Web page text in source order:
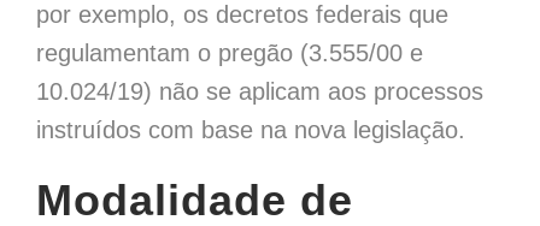
por exemplo, os decretos federais que
regulamentam o pregão (3.555/00 e
10.024/19) não se aplicam aos processos
instruídos com base na nova legislação.
Modalidade de